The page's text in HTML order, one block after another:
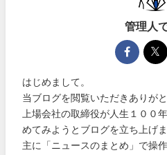
管理人
はじめまして。
当ブログを閲覧いただきありが
上場会社の取締役が人生１００
めてみようとブログを立ち上げま
主に「ニュースのまとめ」で操